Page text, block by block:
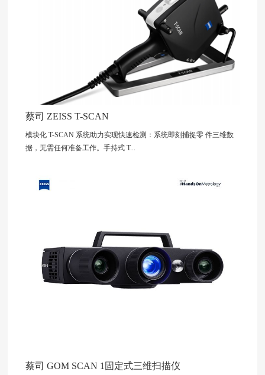
蔡司 ZEISS T-SCAN
模块化 T-SCAN 系统助力实现快速检测：系统即刻捕捉零 件三维数
据，无需任何准备工作。手持式 T...
蔡司 GOM SCAN 1固定式三维扫描仪